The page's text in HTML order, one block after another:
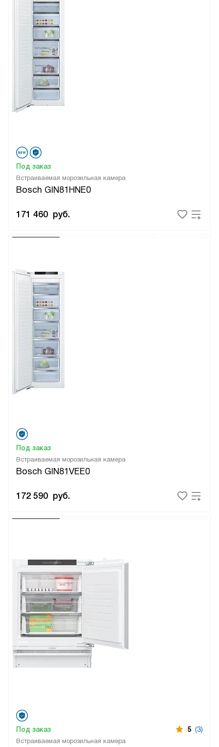
Встраиваемая морозильная камера
Bosch GIN81HNE0
Под заказ
171 460 руб.
Встраиваемая морозильная камера
Bosch GIN81VEE0
Под заказ
172 590 руб.
Встраиваемая морозильная камера
Под заказ 5 (3)